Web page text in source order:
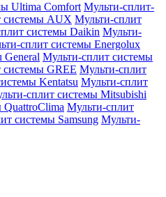
Ultima Comfort Мульти-сплит-
системы AUX Мульти-сплит
системы Daikin Мульти-
сплит системы Energolux
General Мульти-сплит системы
системы GREE Мульти-сплит
Kentatsu Мульти-сплит
сплит системы Mitsubishi
Мульти-сплит
системы Samsung Мульти-